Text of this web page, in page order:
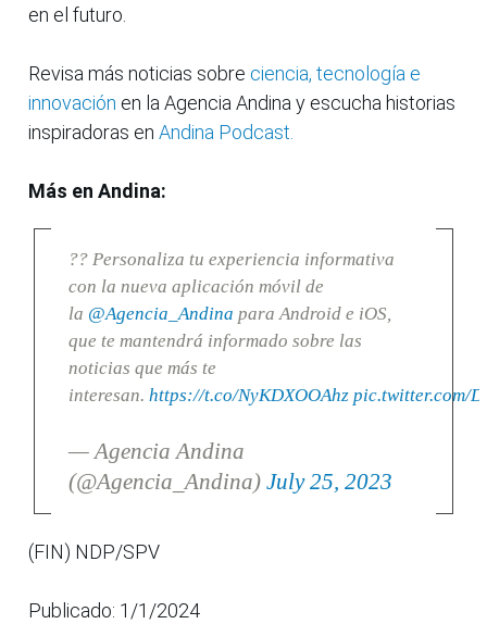
en el futuro.
Revisa más noticias sobre ciencia, tecnología e
innovación en la Agencia Andina y escucha historias
inspiradoras en Andina Podcast.
Más en Andina:
?? Personaliza tu experiencia informativa
con la nueva aplicación móvil de
la @Agencia_Andina para Android e iOS,
que te mantendrá informado sobre las
noticias que más te
interesan. https://t.co/NyKDXOOAhz pic.twitter.com/
— Agencia Andina
(@Agencia_Andina) July 25, 2023
(FIN) NDP/SPV
Publicado: 1/1/2024